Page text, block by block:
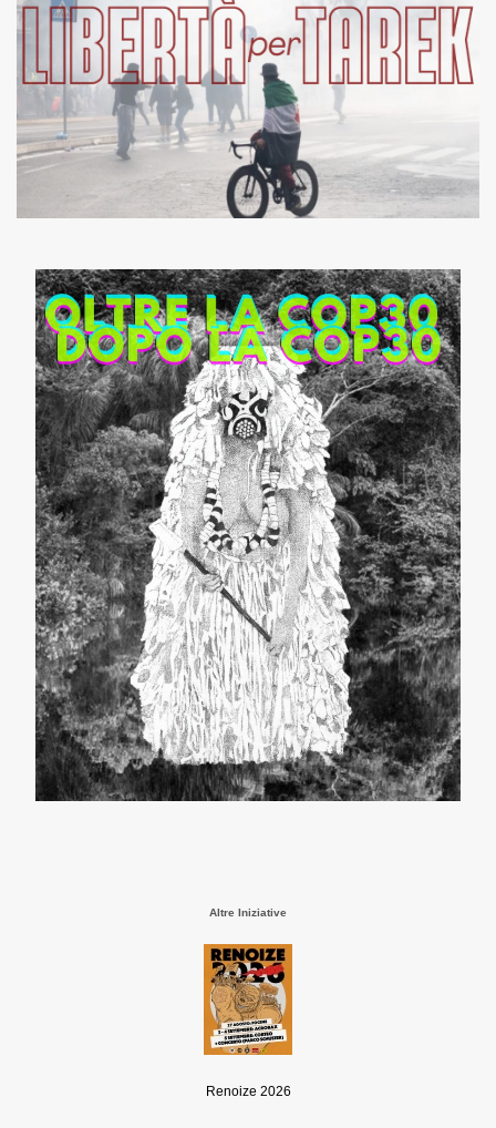
Altre Iniziative
Renoize 2026